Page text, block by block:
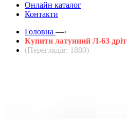
Онлайн каталог
Контакти
Головна —›
Купити латунний Л-63 дріт
(Переглядів: 1880)